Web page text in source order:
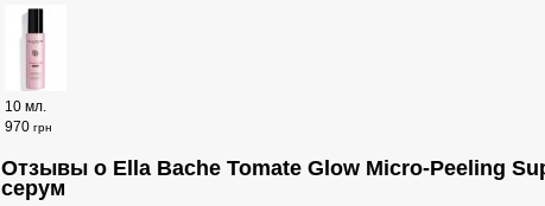
10 мл.
970 грн
Отзывы о Ella Bache Tomate Glow Micro-Peeling
серум